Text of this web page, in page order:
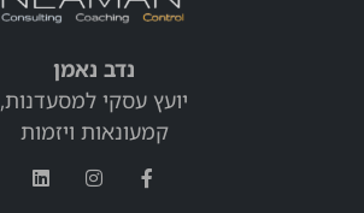
נדב נאמן
יועץ עסקי למסעדנות,
קמעונאות ויזמות